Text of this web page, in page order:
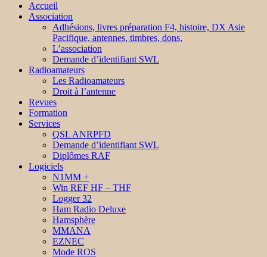
Accueil
Association
Adhésions, livres préparation F4, histoire, DX Asie
Pacifique, antennes, timbres, dons,
L’association
Demande d’identifiant SWL
Radioamateurs
Les Radioamateurs
Droit à l’antenne
Revues
Formation
Services
QSL ANRPFD
Demande d’identifiant SWL
Diplômes RAF
Logiciels
N1MM +
Win REF HF – THF
Logger 32
Ham Radio Deluxe
Hamsphère
MMANA
EZNEC
Mode ROS